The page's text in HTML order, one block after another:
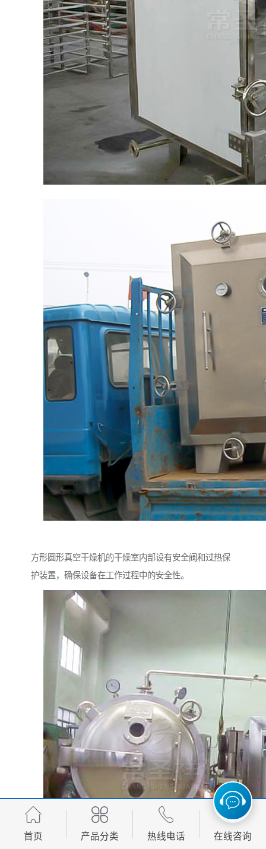
方形圆形真空干燥机的干燥室内部设有安全阀和过热保
护装置，确保设备在工作过程中的安全性。
首页 产品分类 热线电话 在线咨询